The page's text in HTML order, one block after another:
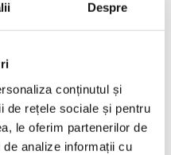
Despre
conținutul și
de rețele sociale și pentru
le oferim partenerilor de
analize informații cu